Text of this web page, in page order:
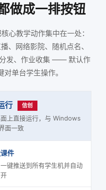
做成一排按钮
心教学动作集中在一处：
、网络影院、随机点名、
发、作业收集 —— 默认作
单台学生操作。
行 信创
上直接运行，与 Windows
面一致
件
键推送到所有学生机并自动